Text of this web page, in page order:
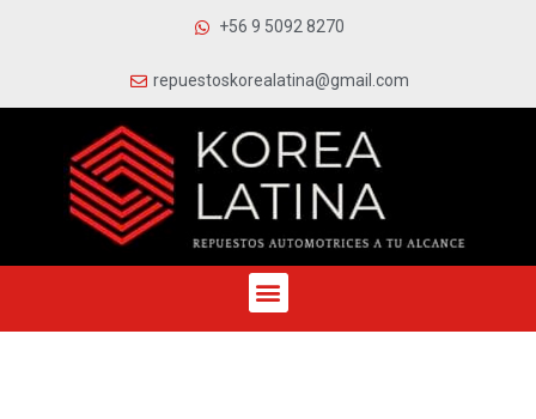
+56 9 5092 8270
repuestoskorealatina@gmail.com